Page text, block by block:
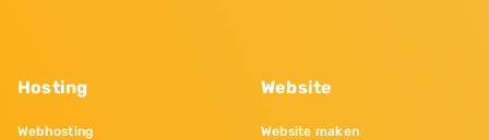
Hosting
Webhosting
Website
Website maken